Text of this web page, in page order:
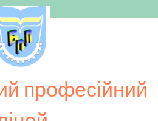
професійний